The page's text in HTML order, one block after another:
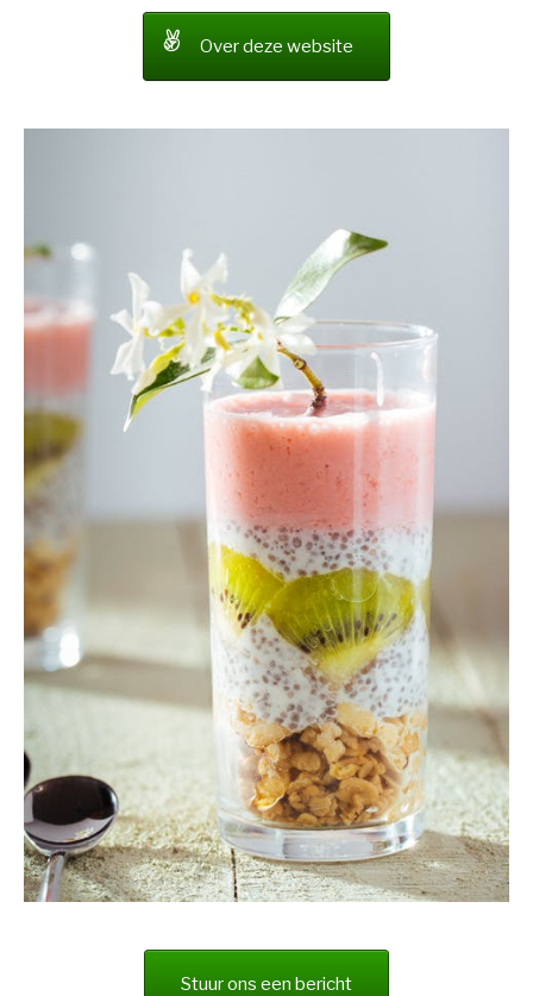
Over deze website
Stuur ons een bericht